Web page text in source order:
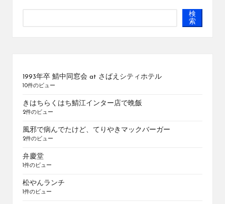
検
索
1993年卒 鯖中同窓会 at さばえシティホテル
10件のビュー
きはちらくはち鯖江インター店で晩飯
2件のビュー
風邪で病んでたけど、てりやきマックバーガー
2件のビュー
弁慶堂
1件のビュー
松やんランチ
1件のビュー